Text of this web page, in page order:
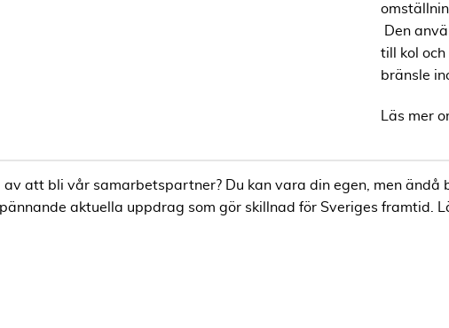
Den
till kol och
bränsle
Läs mer
att bli vår samarbetspartner? Du kan vara din egen, men ändå
aktuella uppdrag som gör skillnad för Sveriges framtid.